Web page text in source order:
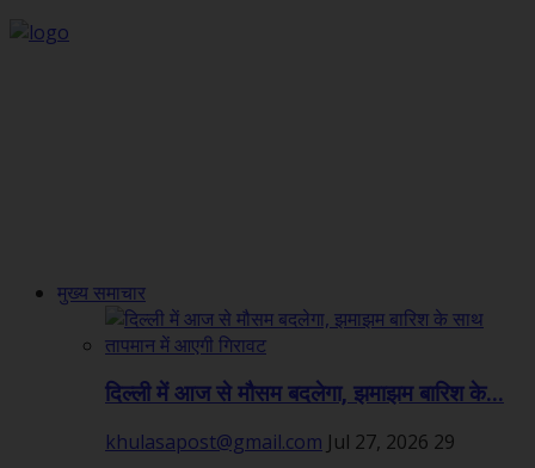
मुख्य समाचार
दिल्ली में आज से मौसम बदलेगा, झमाझम बारिश के...
khulasapost@gmail.com Jul 27, 2026 29